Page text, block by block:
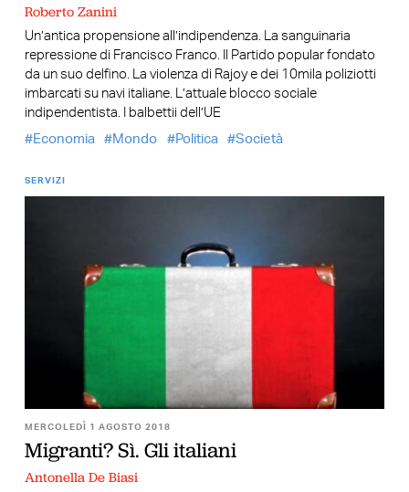
Roberto Zanini
Un’antica propensione all’indipendenza. La sanguinaria
repressione di Francisco Franco. Il Partido popular fondato
da un suo delfino. La violenza di Rajoy e dei 10mila poliziotti
imbarcati su navi italiane. L’attuale blocco sociale
indipendentista. I balbettii dell’UE
Economia
Mondo Politica Società
SERVIZI
MERCOLEDÌ 1 AGOSTO 2018
Migranti? Sì. Gli italiani
Antonella De Biasi